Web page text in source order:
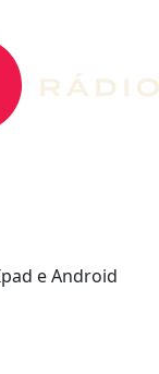
e Android